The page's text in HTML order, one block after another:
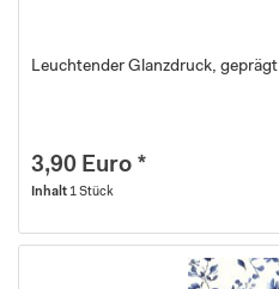
Leuchtender Glanzdruck, geprägt
3,90 Euro *
Inhalt 1 Stück